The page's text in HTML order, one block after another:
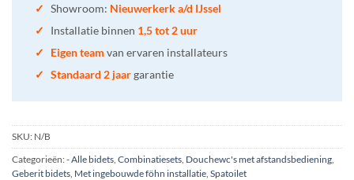
✓ Showroom: Nieuwerkerk a/d IJssel
✓
Installatie binnen 1,5 tot 2 uur
✓
Eigen team van ervaren installateurs
✓ Standaard 2 jaargarantie
SKU: N/B
Categorieën:- Alle bidets Combinatiesets Douchewc's met afstandsbediening
Geberit bidets Met ingebouwde föhn installatie Spatoilet